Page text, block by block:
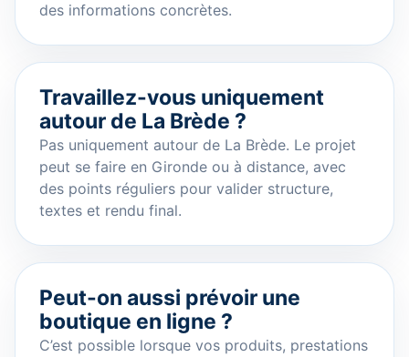
des informations concrètes.
Travaillez-vous uniquement
autour de La Brède ?
Pas uniquement autour de La Brède. Le projet
peut se faire en Gironde ou à distance, avec
des points réguliers pour valider structure,
textes et rendu final.
Peut-on aussi prévoir une
boutique en ligne ?
C’est possible lorsque vos produits, prestations